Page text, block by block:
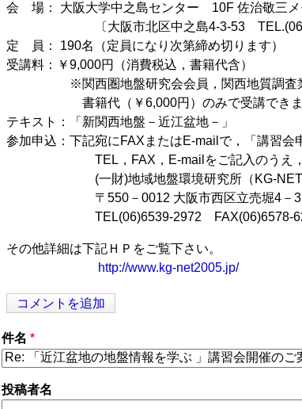
会 場： 大阪大学中之島センター 10F 佐治敬三メ
〔大阪市北区中之島4-3-53 TEL.(06)-
定 員： 190名（定員になり次第締め切ります）
受講料：￥9,000円（消費税込，書籍代含）
※関西圏地盤研究会会員，関西地質調査業
書籍代（￥6,000円）のみで受講できま
テキスト：「新関西地盤－近江盆地－」
参加申込：下記宛にFAXまたはE-mailで，「講習会
TEL，FAX，E-mailをご記入のうえ，お
(一財)地域地盤環境研究所（KG-NET・関
〒550－0012 大阪市西区立売堀4－3
TEL(06)6539-2972 FAX(06)6578-
その他詳細は下記ＨＰをご覧下さい。
http://www.kg-net2005.jp/
コメントを追加
件名
投稿者名